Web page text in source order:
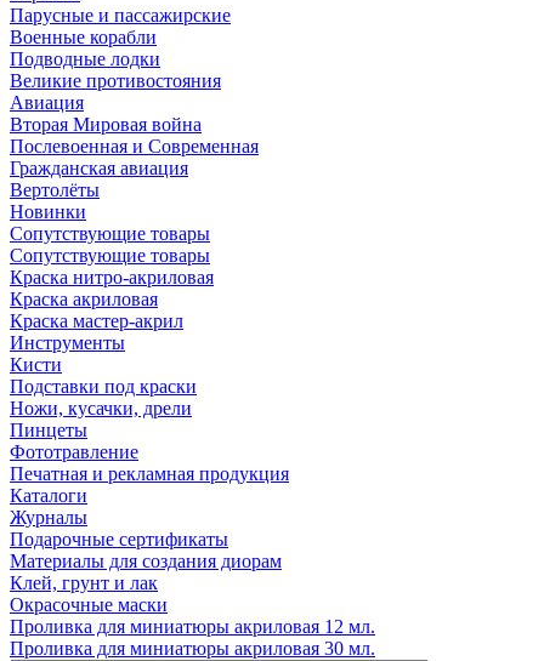
Парусные и пассажирские
Военные корабли
Подводные лодки
Великие противостояния
Авиация
Вторая Мировая война
Послевоенная и Современная
Гражданская авиация
Вертолёты
Новинки
Сопутствующие товары
Сопутствующие товары
Краска нитро-акриловая
Краска акриловая
Краска мастер-акрил
Инструменты
Кисти
Подставки под краски
Ножи, кусачки, дрели
Пинцеты
Фототравление
Печатная и рекламная продукция
Каталоги
Журналы
Подарочные сертификаты
Материалы для создания диорам
Клей, грунт и лак
Окрасочные маски
Проливка для миниатюры акриловая 12 мл.
Проливка для миниатюры акриловая 30 мл.